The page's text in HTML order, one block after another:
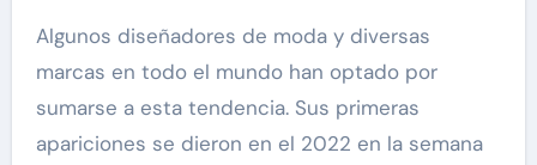
Algunos diseñadores de moda y diversas
marcas en todo el mundo han optado por
sumarse a esta tendencia. Sus primeras
apariciones se dieron en el 2022 en la semana